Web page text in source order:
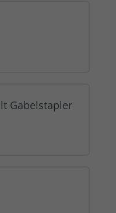
Gabelstapler